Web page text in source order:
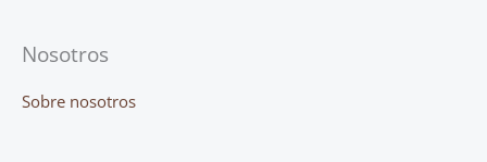
Nosotros
Sobre nosotros